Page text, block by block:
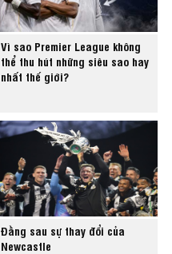
Vì sao Premier League không
thể thu hút những siêu sao hay
nhất thế giới?
Đằng sau sự thay đổi của
Newcastle